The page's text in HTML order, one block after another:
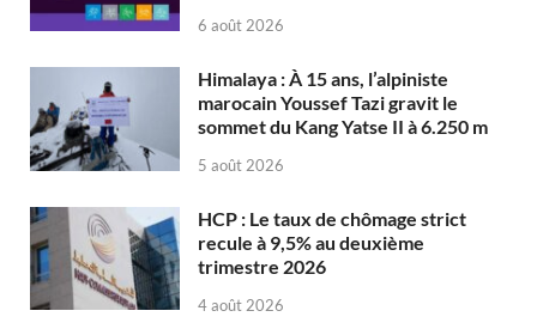
6 août 2026
Himalaya : À 15 ans, l’alpiniste
marocain Youssef Tazi gravit le
sommet du Kang Yatse II à 6.250 m
5 août 2026
HCP : Le taux de chômage strict
recule à 9,5% au deuxième
trimestre 2026
4 août 2026